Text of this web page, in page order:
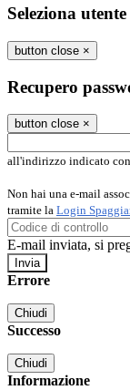
Seleziona utente
button close ×
Recupero
button close ×
all'indirizzo indicato
Non hai una e-mail
tramite la Login
E-mail inviata, si
Errore
Chiudi
Successo
Chiudi
Informazione